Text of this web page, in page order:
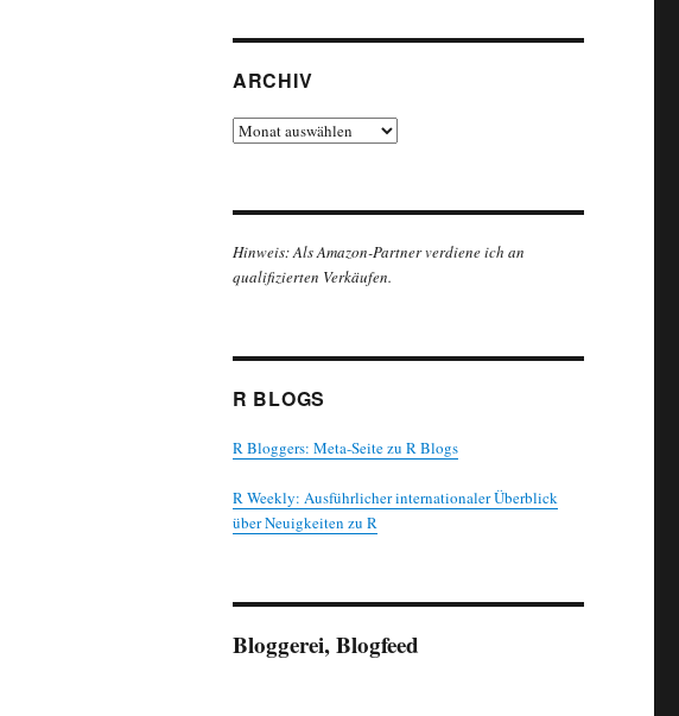
ARCHIV
Archiv
Hinweis: Als Amazon-Partner verdiene ich an
qualifizierten Verkäufen.
R BLOGS
R Bloggers: Meta-Seite zu R Blogs
R Weekly: Ausführlicher internationaler Überblick
über Neuigkeiten zu R
Bloggerei, Blogfeed